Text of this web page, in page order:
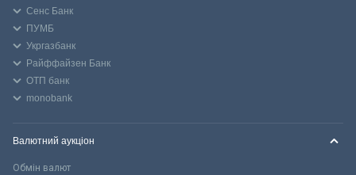
Сенс Банк
ПУМБ
Укргазбанк
Райффайзен Банк
ОТП банк
monobank
Валютний аукціон
Обмін валют